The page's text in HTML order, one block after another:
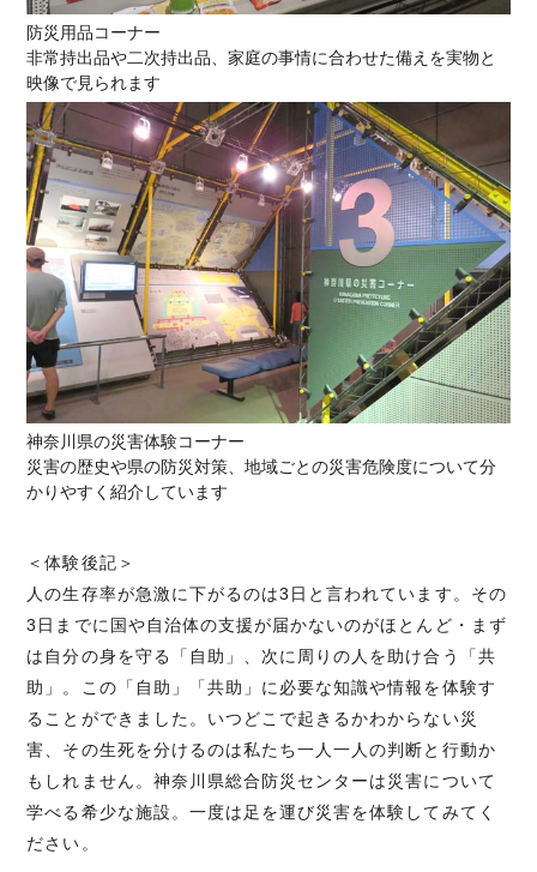
防災用品コーナー
非常持出品や二次持出品、家庭の事情に合わせた備えを実物と
映像で見られます
神奈川県の災害体験コーナー
災害の歴史や県の防災対策、地域ごとの災害危険度について分
かりやすく紹介しています
＜体験後記＞
人の生存率が急激に下がるのは3日と言われています。その
3日までに国や自治体の支援が届かないのがほとんど・まず
は自分の身を守る「自助」、次に周りの人を助け合う「共
助」。この「自助」「共助」に必要な知識や情報を体験す
ることができました。いつどこで起きるかわからない災
害、その生死を分けるのは私たち一人一人の判断と行動か
もしれません。神奈川県総合防災センターは災害について
学べる希少な施設。一度は足を運び災害を体験してみてく
ださい。